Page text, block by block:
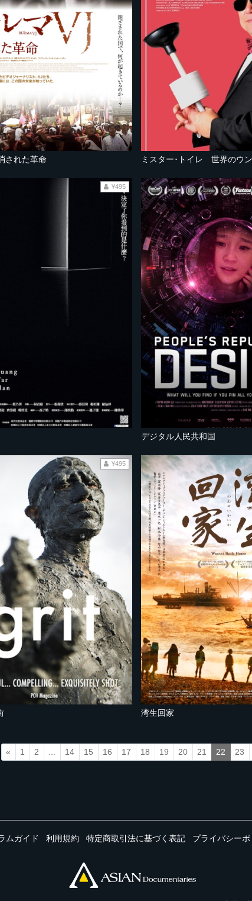
れた革命 ミスター･トイレ 世界のウ
¥495
デジタル人民共和国
¥495
湾生回家
« 1 2 14 15 16 17 18 19 20 21 22 23
ムガイド 利用規約 特定商取引法に基づく表記 プライバシーポ